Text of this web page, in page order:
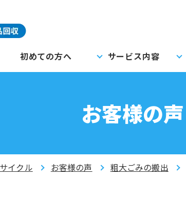
初めての方へ サービス内容
お客様の声
イクル お客様の声 粗大ごみの搬出